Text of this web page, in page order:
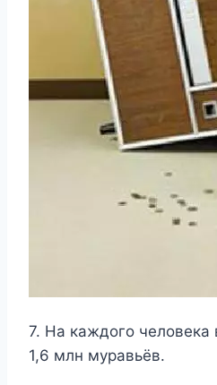
7. На каждого человека
1,6 млн муравьёв.